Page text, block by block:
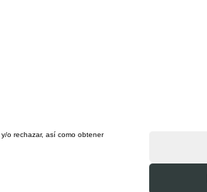
, y/o rechazar, así como obtener